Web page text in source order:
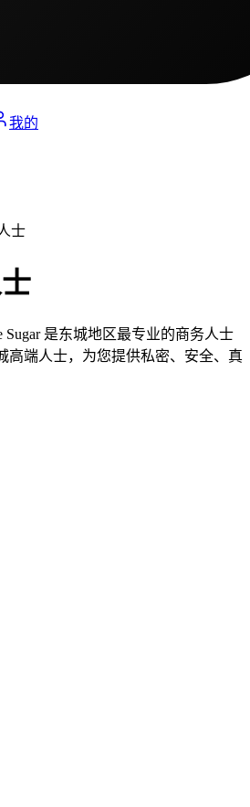
我的
士
Sugar 是东城地区最专业的商务人士
高端人士，为您提供私密、安全、真